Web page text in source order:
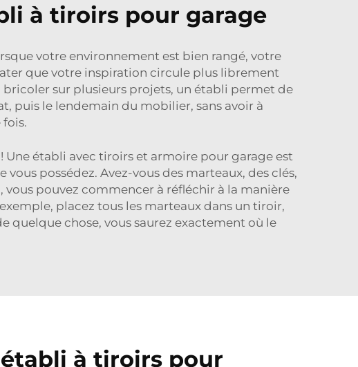
à tiroirs pour garage
votre environnement est bien rangé, votre
que votre inspiration circule plus librement
sur plusieurs projets, un établi permet de
puis le lendemain du mobilier, sans avoir à
Une établi avec tiroirs et armoire pour garage est
possédez. Avez-vous des marteaux, des clés,
pouvez commencer à réfléchir à la manière
placez tous les marteaux dans un tiroir,
quelque chose, vous saurez exactement où le
à tiroirs pour